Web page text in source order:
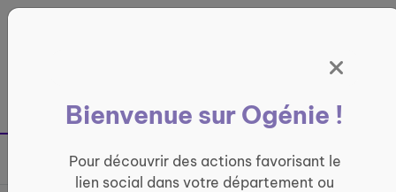
France entière
Bienvenue sur Ogénie !
Pour découvrir des actions favorisant le
lien social dans votre département ou
Partager sur
Panneau de gestion des cookies